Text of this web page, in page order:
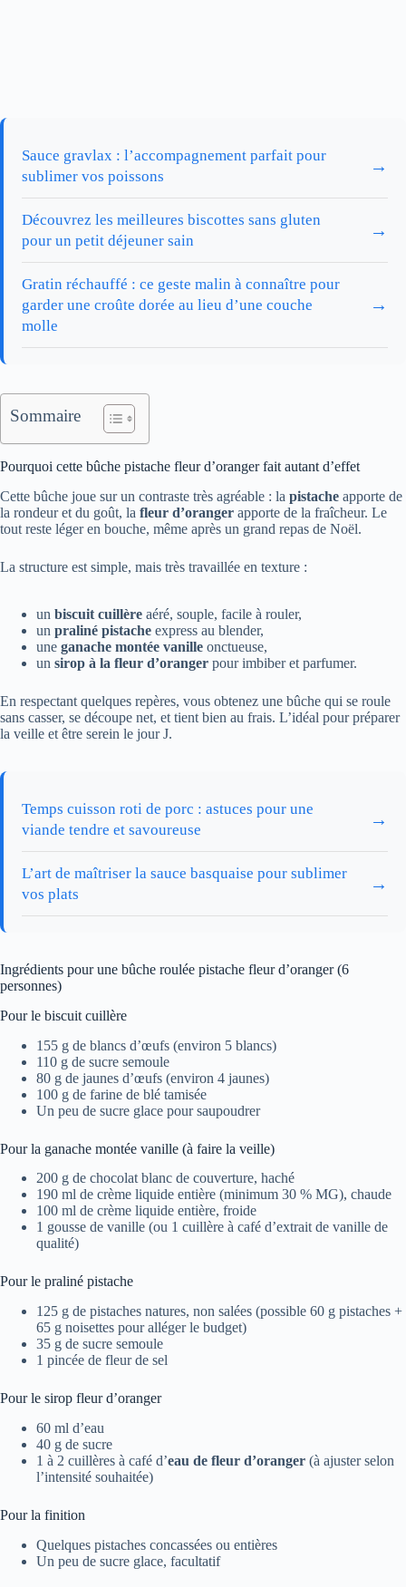
Sauce gravlax : l’accompagnement parfait pour
sublimer vos poissons
→
Découvrez les meilleures biscottes sans gluten
pour un petit déjeuner sain
→
Gratin réchauffé : ce geste malin à connaître pour
garder une croûte dorée au lieu d’une couche
molle
→
Sommaire
Pourquoi cette bûche pistache fleur d’oranger fait autant d’effet
Cette bûche joue sur un contraste très agréable : la pistache apporte de
la rondeur et du goût, la fleur d’oranger apporte de la fraîcheur. Le
tout reste léger en bouche, même après un grand repas de Noël.
La structure est simple, mais très travaillée en texture :
un biscuit cuillère aéré, souple, facile à rouler,
un praliné pistache express au blender,
une ganache montée vanille onctueuse,
un sirop à la fleur d’oranger pour imbiber et parfumer.
En respectant quelques repères, vous obtenez une bûche qui se roule
sans casser, se découpe net, et tient bien au frais. L’idéal pour préparer
la veille et être serein le jour J.
Temps cuisson roti de porc : astuces pour une
viande tendre et savoureuse
→
L’art de maîtriser la sauce basquaise pour sublimer
vos plats
→
Ingrédients pour une bûche roulée pistache fleur d’oranger (6
personnes)
Pour le biscuit cuillère
155 g de blancs d’œufs (environ 5 blancs)
110 g de sucre semoule
80 g de jaunes d’œufs (environ 4 jaunes)
100 g de farine de blé tamisée
Un peu de sucre glace pour saupoudrer
Pour la ganache montée vanille (à faire la veille)
200 g de chocolat blanc de couverture, haché
190 ml de crème liquide entière (minimum 30 % MG), chaude
100 ml de crème liquide entière, froide
1 gousse de vanille (ou 1 cuillère à café d’extrait de vanille de
qualité)
Pour le praliné pistache
125 g de pistaches natures, non salées (possible 60 g pistaches +
65 g noisettes pour alléger le budget)
35 g de sucre semoule
1 pincée de fleur de sel
Pour le sirop fleur d’oranger
60 ml d’eau
40 g de sucre
1 à 2 cuillères à café d’eau de fleur d’oranger (à ajuster selon
l’intensité souhaitée)
Pour la finition
Quelques pistaches concassées ou entières
Un peu de sucre glace, facultatif